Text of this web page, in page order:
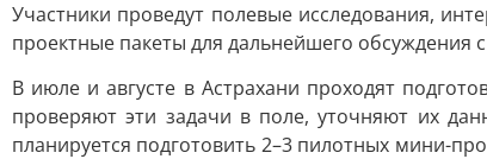
Участники проведут полевые исследования,
проектные пакеты для дальнейшего обсуждения
В июле и августе в Астрахани проходят
проверяют эти задачи в поле, уточняют их
планируется подготовить 2–3 пилотных мини-